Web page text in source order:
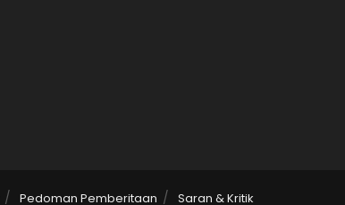
Pedoman Pemberitaan Saran & Kritik